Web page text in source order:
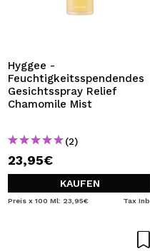
Hyggee -
Feuchtigkeitsspendendes
Gesichtsspray Relief
Chamomile Mist
(2)
23,95€
KAUFEN
Preis x 100 Ml: 23,95€ Tax Inb.